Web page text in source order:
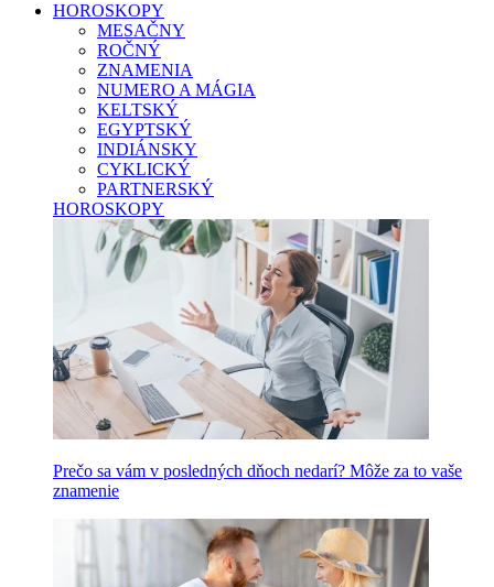
HOROSKOPY
MESAČNY
ROČNÝ
ZNAMENIA
NUMERO A MÁGIA
KELTSKÝ
EGYPTSKÝ
INDIÁNSKY
CYKLICKÝ
PARTNERSKÝ
HOROSKOPY
Prečo sa vám v posledných dňoch nedarí? Môže za to vaše
znamenie